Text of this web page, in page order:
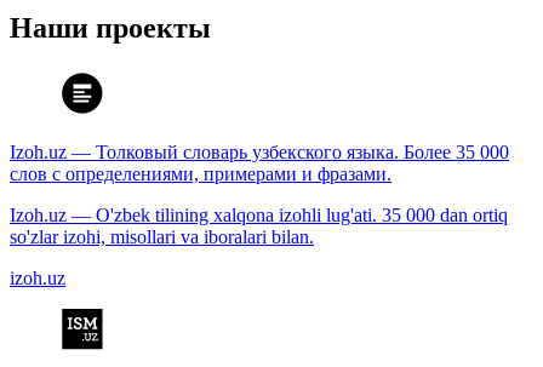
Наши проекты
Izoh.uz — Толковый словарь узбекского языка. Более 35 000
слов с определениями, примерами и фразами.
Izoh.uz — O'zbek tilining xalqona izohli lug'ati. 35 000 dan ortiq
so'zlar izohi, misollari va iboralari bilan.
izoh.uz